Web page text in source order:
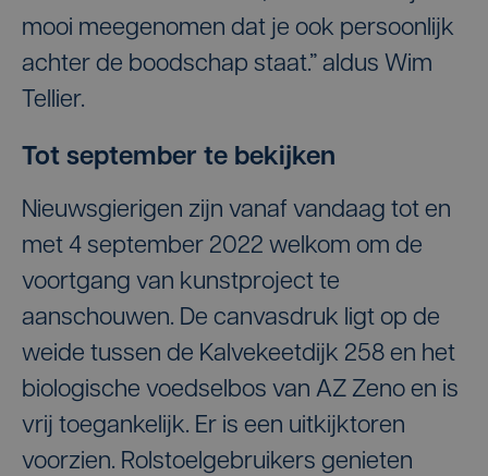
mooi meegenomen dat je ook persoonlijk
achter de boodschap staat.” aldus Wim
Tellier.
Tot september te bekijken
Nieuwsgierigen zijn vanaf vandaag tot en
met 4 september 2022 welkom om de
voortgang van kunstproject te
aanschouwen. De canvasdruk ligt op de
weide tussen de Kalvekeetdijk 258 en het
biologische voedselbos van AZ Zeno en is
vrij toegankelijk. Er is een uitkijktoren
voorzien. Rolstoelgebruikers genieten